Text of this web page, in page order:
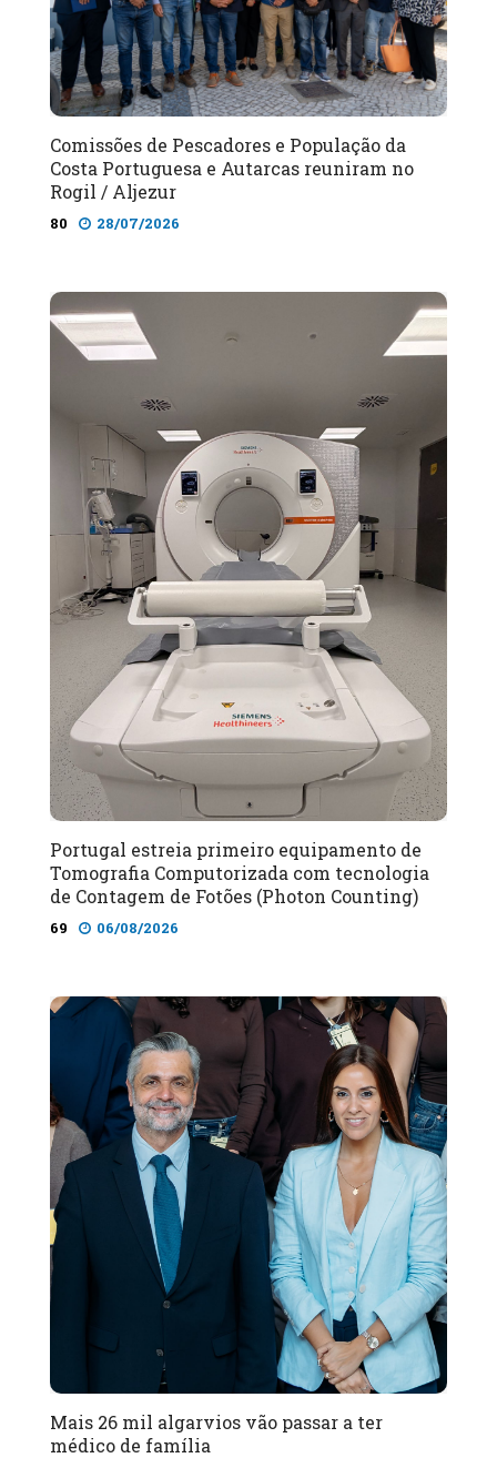
Comissões de Pescadores e População da
Costa Portuguesa e Autarcas reuniram no
Rogil / Aljezur
80 28/07/2026
Portugal estreia primeiro equipamento de
Tomografia Computorizada com tecnologia
de Contagem de Fotões (Photon Counting)
69 06/08/2026
Mais 26 mil algarvios vão passar a ter
médico de família